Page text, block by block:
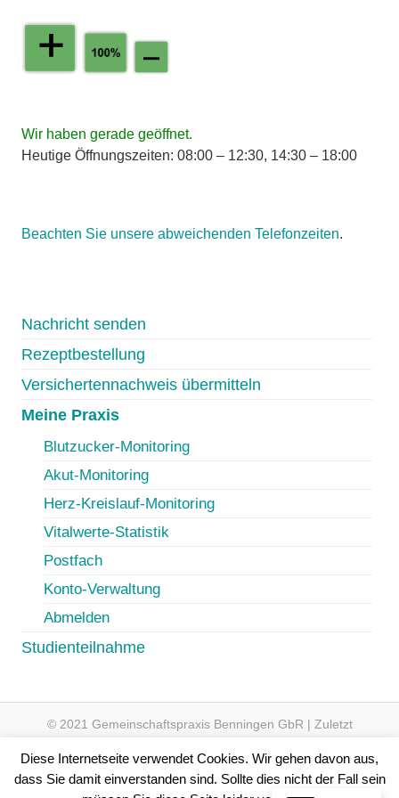
Wir haben gerade geöffnet.
Heutige Öffnungszeiten: 08:00 – 12:30, 14:30 – 18:00
Beachten Sie unsere abweichenden Telefonzeiten.
Nachricht senden
Rezeptbestellung
Versichertennachweis übermitteln
Meine Praxis
Blutzucker-Monitoring
Akut-Monitoring
Herz-Kreislauf-Monitoring
Vitalwerte-Statistik
Postfach
Konto-Verwaltung
Abmelden
Studienteilnahme
© 2021 Gemeinschaftspraxis Benningen GbR | Zuletzt
Seite#3111
|
Sitemap
|
Diese Internetseite verwendet Cookies. Wir gehen davon aus,
dass Sie damit einverstanden sind. Sollte dies nicht der Fall sein